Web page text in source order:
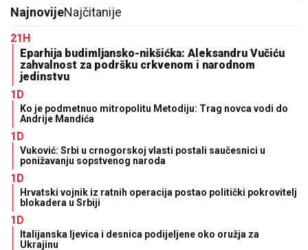
NajnovijeNajčitanije
21H
Eparhija budimljansko-nikšićka: Aleksandru Vučiću
zahvalnost za podršku crkvenom i narodnom
jedinstvu
1D
Ko je podmetnuo mitropolitu Metodiju: Trag novca vodi do
Andrije Mandića
1D
Vuković: Srbi u crnogorskoj vlasti postali saučesnici u
ponižavanju sopstvenog naroda
1D
Hrvatski vojnik iz ratnih operacija postao politički pokrovitelj
blokadera u Srbiji
1D
Italijanska ljevica i desnica podijeljene oko oružja za
Ukrajinu